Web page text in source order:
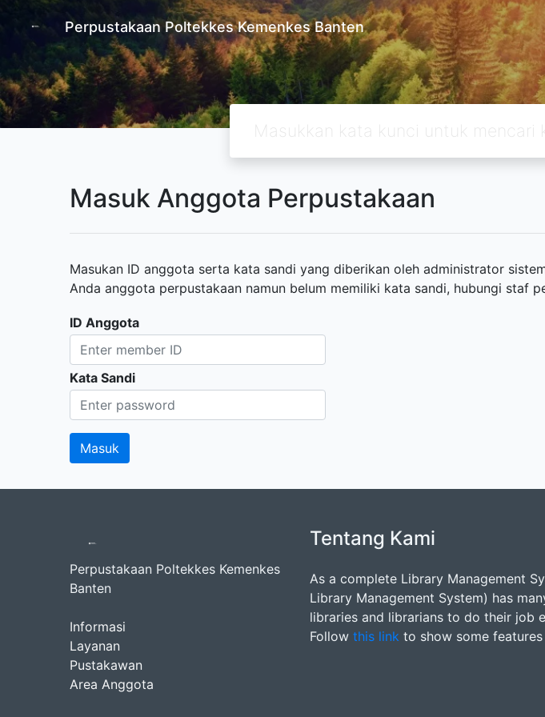
Perpustakaan Poltekkes Kemenkes Banten
Masuk Anggota Perpustakaan
Masukan ID anggota serta kata sandi yang diberikan oleh administrator
Anda anggota perpustakaan namun belum memiliki kata sandi, hubungi staf
ID Anggota
Kata Sandi
Perpustakaan Poltekkes Kemenkes
Banten
Informasi
Layanan
Pustakawan
Area Anggota
Tentang Kami
As a complete Library Management
Library Management System) has
libraries and librarians to do their job
Follow this link to show some